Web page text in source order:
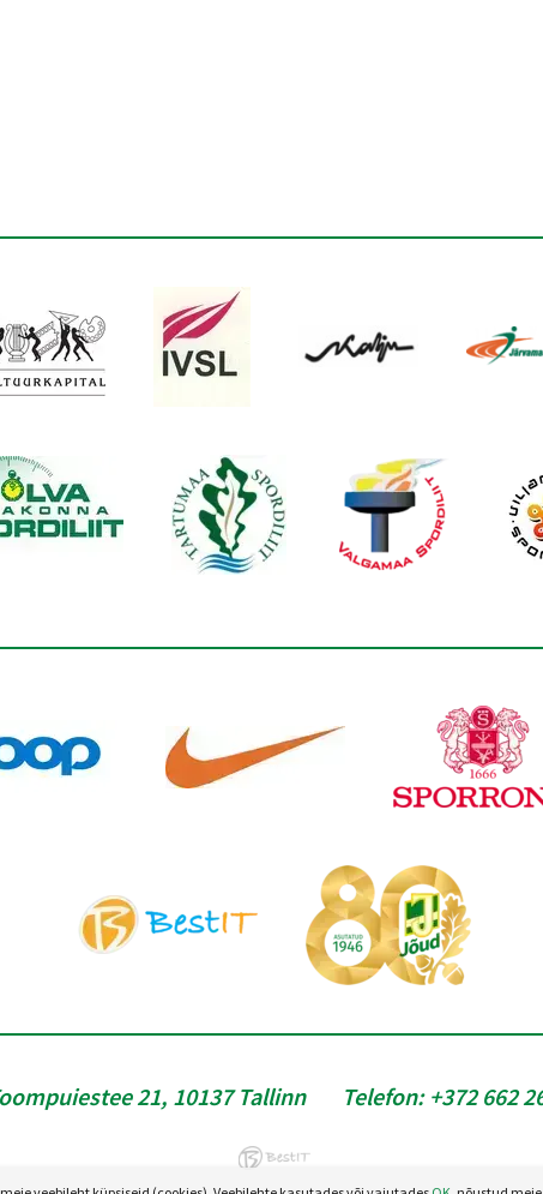
21, 10137 Tallinn Telefon: +372 662